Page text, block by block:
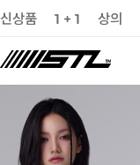
신상품 1 + 1 상의